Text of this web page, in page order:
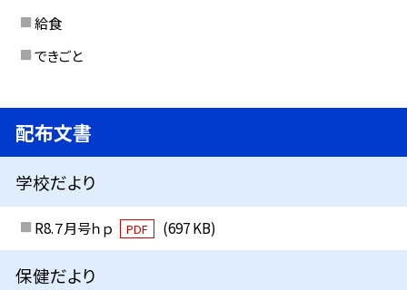
給食
できごと
配布文書
学校だより
R8.７月号ｈｐ PDF (697 KB)
保健だより